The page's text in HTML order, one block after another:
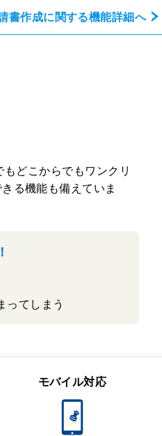
書作成に関する機能詳細へ
どこからでもワンクリ
る機能も備えていま
ってしまう
モバイル対応